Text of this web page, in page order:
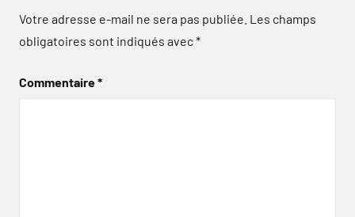
Votre adresse e-mail ne sera pas publiée. Les champs
obligatoires sont indiqués avec*
Commentaire*